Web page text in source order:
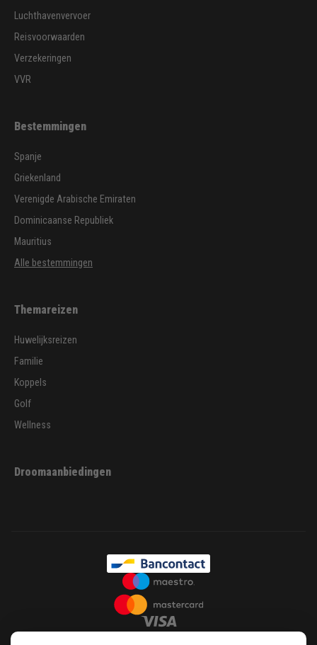
Luchthavenvervoer
Reisvoorwaarden
Verzekeringen
VVR
Bestemmingen
Spanje
Griekenland
Verenigde Arabische Emiraten
Dominicaanse Republiek
Mauritius
Alle bestemmingen
Themareizen
Huwelijksreizen
Familie
Koppels
Golf
Wellness
Droomaanbiedingen